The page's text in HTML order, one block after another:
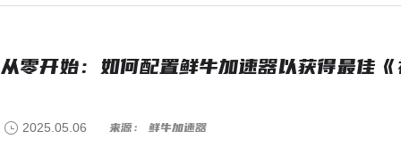
从零开始：如何配置鲜牛加速器以获得最佳
2025.05.06 来源： 鲜牛加速器